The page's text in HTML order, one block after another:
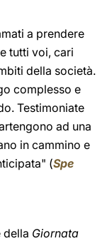
a prendere
tutti voi, cari
della società.
complesso e
Testimoniate
ad una
in cammino e
(Spe
della Giornata